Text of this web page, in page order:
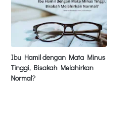
Ibu Hamil dengan Mata Minus
Tinggi, Bisakah Melahirkan
Normal?